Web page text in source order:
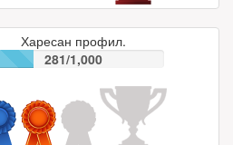
Харесан профил.
281/1,000